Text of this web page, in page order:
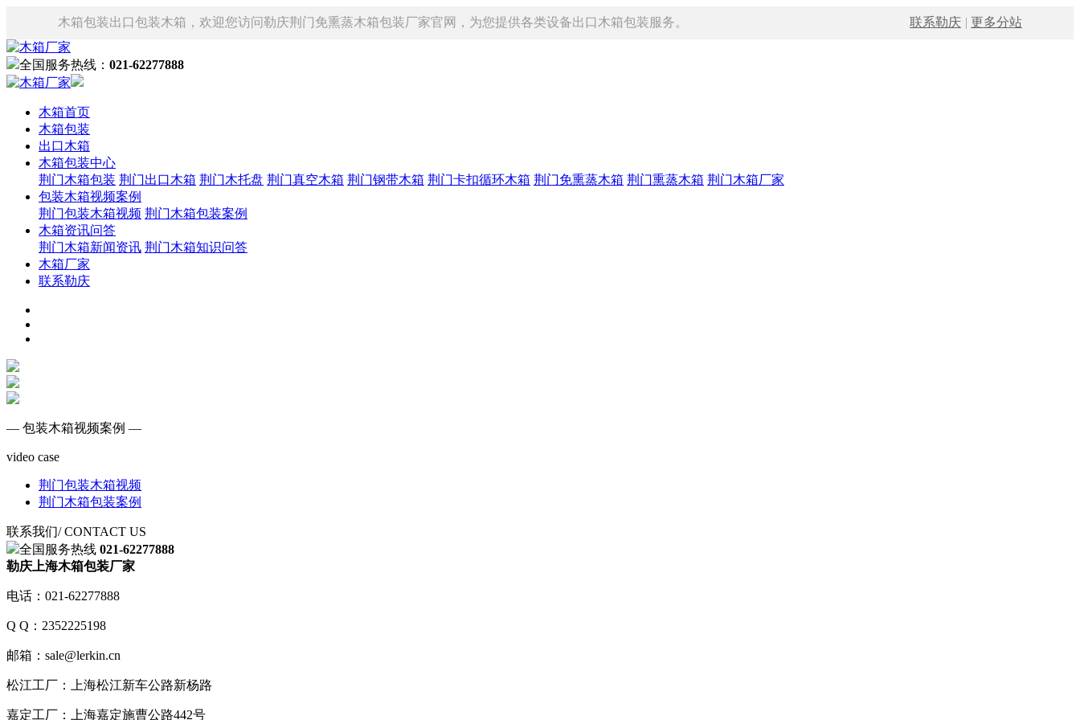
联系勒庆 | 更多分站
木箱包装出口包装木箱，欢迎您访问勒庆荆门免熏蒸木箱包装厂家官网，为您提供各类设备出口木箱包装服务。
全国服务热线： 021-62277888
木箱首页
木箱包装
出口木箱
木箱包装中心
荆门木箱包装 荆门出口木箱 荆门木托盘 荆门真空木箱 荆门钢带木箱 荆门卡扣循环木箱 荆门免熏蒸木箱 荆门熏蒸木箱 荆门木箱厂家
包装木箱视频案例
荆门包装木箱视频 荆门木箱包装案例
木箱资讯问答
荆门木箱新闻资讯 荆门木箱知识问答
木箱厂家
联系勒庆
— 包装木箱视频案例 —
video case
荆门包装木箱视频
荆门木箱包装案例
联系我们/ CONTACT US
全国服务热线 021-62277888
勒庆上海木箱包装厂家
电话：021-62277888
Q Q：2352225198
邮箱：sale@lerkin.cn
松江工厂：上海松江新车公路新杨路
嘉定工厂：上海嘉定施曹公路442号